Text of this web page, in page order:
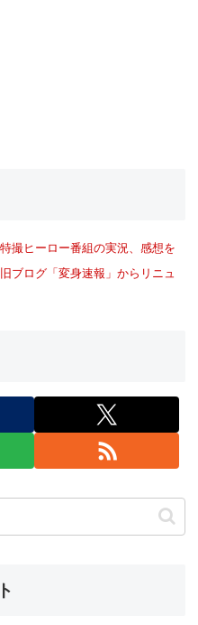
撮ヒーロー番組の実況、感想を
ブログ「変身速報」からリニュ